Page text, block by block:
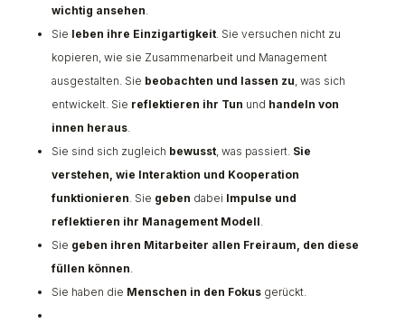
wichtig ansehen.
Sie leben ihre Einzigartigkeit. Sie versuchen nicht zu
kopieren, wie sie Zusammenarbeit und Management
ausgestalten. Sie beobachten und lassen zu, was sich
entwickelt. Sie reflektieren ihr Tun und handeln von
innen heraus.
Sie sind sich zugleich bewusst, was passiert. Sie
verstehen, wie Interaktion und Kooperation
funktionieren. Sie geben dabei Impulse und
reflektieren ihr Management Modell.
Sie geben ihren Mitarbeiter allen Freiraum, den diese
füllen können.
Sie haben die Menschen in den Fokusgerückt.